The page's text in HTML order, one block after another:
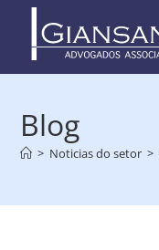
Blog
> Noticias do setor >